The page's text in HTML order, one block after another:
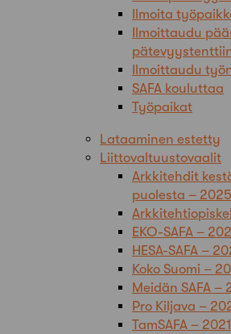
Ilmoita
Ilmoittaudu
Ilmoittaudu
SAFA kouluttaa
Työpaikat
Lataaminen estetty
Liittovaltuustovaalit
Arkkitehdit
puolesta – 2025
EKO-SAFA –
HESA-SAFA –
Koko Suomi –
Meidän SAFA –
Pro Kiljava –
TamSAFA – 2021